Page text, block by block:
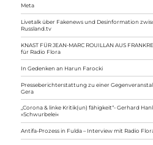
Meta
Livetalk über Fakenews und Desinformation
Russland.tv
KNAST FÜR JEAN-MARC ROUILLAN AUS
für Radio Flora
In Gedenken an Harun Farocki
Presseberichterstattung zu einer
Gera
„Corona & linke Kritik(un) fähigkeit“- Gerhard
»Schwurbelei«
Antifa-Prozess in Fulda – Interview mit Radio